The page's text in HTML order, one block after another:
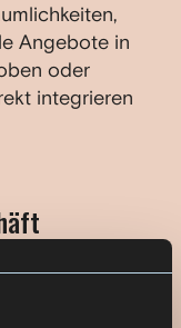
Angebote in
oder
integrieren
in die